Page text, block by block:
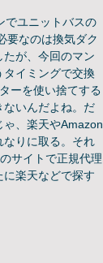
でユニットバスの
要なのは換気ダク
が、今回のマン
タイミングで交換
ーを使い捨てする
ないんだよね。だ
、楽天やAmazon
なりに取る。それ
サイトで正規代理
楽天などで探す